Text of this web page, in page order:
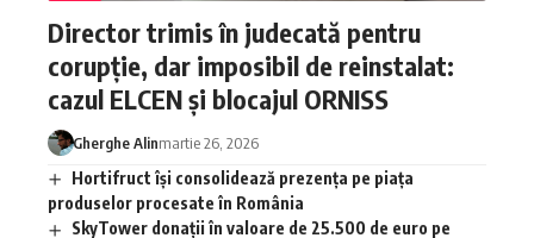
Director trimis în judecată pentru
corupție, dar imposibil de reinstalat:
cazul ELCEN și blocajul ORNISS
Gherghe Alinmartie 26, 2026
Hortifruct își consolidează prezența pe piața
produselor procesate în România
SkyTower donații în valoare de 25.500 de euro pe